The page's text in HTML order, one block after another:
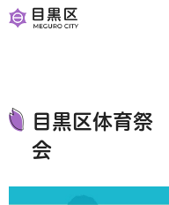
目黒区体育祭
会